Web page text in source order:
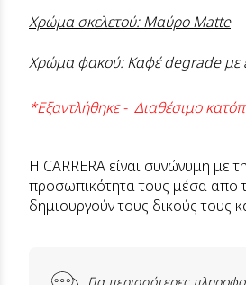
Χρώμα σκελετού: Μαύρο Μatte
Χρώμα φακού: Καφέ degrade με
*Εξαντλήθηκε - Διαθέσιμο
H CARRERA είναι συνώνυμη με
προσωπικότητα τους μέσα απο
δημιουργούν τους δικούς τους
Για περισσότερες